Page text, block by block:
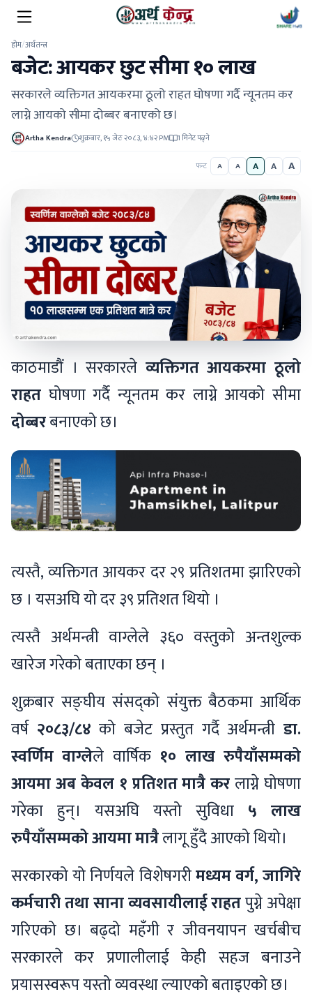
होम/अर्थतन्त्र
बजेट: आयकर छुट सीमा १० लाख
सरकारले व्यक्तिगत आयकरमा ठूलो राहत घोषणा गर्दै न्यूनतम कर
लाग्ने आयको सीमा दोब्बर बनाएको छ।
Artha Kendra शुक्रबार, १५ जेठ २०८३, ४:४२ PM 1 मिनेट पढ्ने
फन्ट A A A A A
काठमाडौं । सरकारले व्यक्तिगत आयकरमा ठूलो
राहत घोषणा गर्दै न्यूनतम कर लाग्ने आयको सीमा
दोब्बरबनाएको छ।
त्यस्तै, व्यक्तिगत आयकर दर २९ प्रतिशतमा झारिएको
छ । यसअघि यो दर ३९ प्रतिशत थियो ।
त्यस्तै अर्थमन्त्री वाग्लेले ३६० वस्तुको अन्तशुल्क
खारेज गरेको बताएका छन् ।
शुक्रबार सङ्घीय संसद्को संयुक्त बैठकमा आर्थिक
वर्ष २०८३/८४ को बजेट प्रस्तुत गर्दै अर्थमन्त्रीडा.
स्वर्णिम वाग्लेले वार्षिक १० लाख रुपैयाँसम्मको
आयमा अब केवल १ प्रतिशत मात्रै करलाग्ने घोषणा
गरेका हुन्। यसअघि यस्तो सुविधा ५ लाख
रुपैयाँसम्मको आयमा मात्रैलागू हुँदै आएको थियो।
सरकारको यो निर्णयले विशेषगरीमध्यम वर्ग, जागिरे
कर्मचारी तथा साना व्यवसायीलाई राहतपुग्ने अपेक्षा
गरिएको छ। बढ्दो महँगी र जीवनयापन खर्चबीच
सरकारले कर प्रणालीलाई केही सहज बनाउने
प्रयासस्वरूप यस्तो व्यवस्था ल्याएको बताइएको छ।